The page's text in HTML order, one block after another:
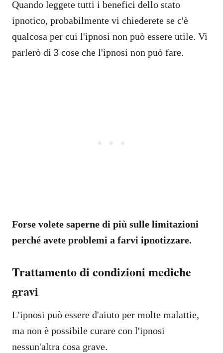
Quando leggete tutti i benefici dello stato
ipnotico, probabilmente vi chiederete se c'è
qualcosa per cui l'ipnosi non può essere utile. Vi
parlerò di 3 cose che l'ipnosi non può fare.
Forse volete saperne di più sulle limitazioni
perché avete problemi a farvi ipnotizzare.
Trattamento di condizioni mediche
gravi
L'ipnosi può essere d'aiuto per molte malattie,
ma non è possibile curare con l'ipnosi
nessun'altra cosa grave.